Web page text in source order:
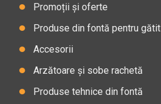
Promoții și oferte
Produse din fontă pentru gătit
Accesorii
Arzătoare și sobe rachetă
Produse tehnice din fontă